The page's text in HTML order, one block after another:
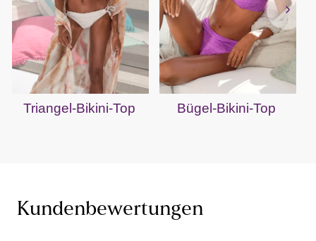
Triangel-Bikini-Top Bügel-Bikini-Top
Kundenbewertungen